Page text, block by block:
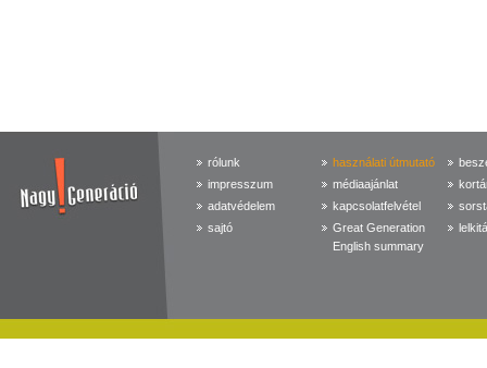
rólunk
impresszum
adatvédelem
sajtó
használati útmutató
médiaajánlat
kapcsolatfelvétel
Great Generation
English summary